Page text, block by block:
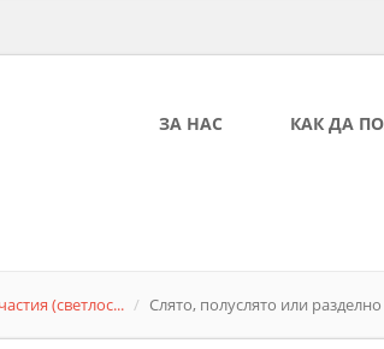
ЗА НАС КАК ДА
(светлос... Слято, полуслято или разделно